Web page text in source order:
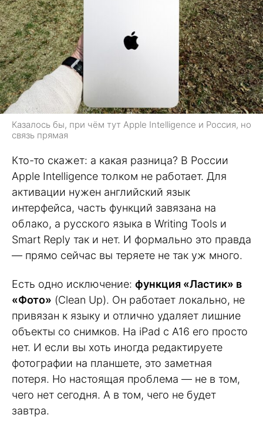
Казалось бы, при чём тут Apple Intelligence и Россия, но
связь прямая
Кто-то скажет: а какая разница? В России
Apple Intelligence толком не работает. Для
активации нужен английский язык
интерфейса, часть функций завязана на
облако, а русского языка в Writing Tools и
Smart Reply так и нет. И формально это правда
— прямо сейчас вы теряете не так уж много.
Есть одно исключение: функция «Ластик» в
«Фото» (Clean Up). Он работает локально, не
привязан к языку и отлично удаляет лишние
объекты со снимков. На iPad с A16 его просто
нет. И если вы хоть иногда редактируете
фотографии на планшете, это заметная
потеря. Но настоящая проблема — не в том,
чего нет сегодня. А в том, чего не будет
завтра.